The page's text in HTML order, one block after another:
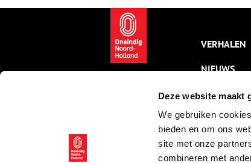
Deze website maakt
We gebruiken
bieden en om ons
site met onze
combineren met
VERHALEN
NIEUWS
KALENDER
THEMA’S